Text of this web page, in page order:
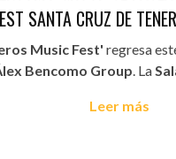
SANTA CRUZ DE
Music Fest' regresa
Bencomo Group. La
Leer más